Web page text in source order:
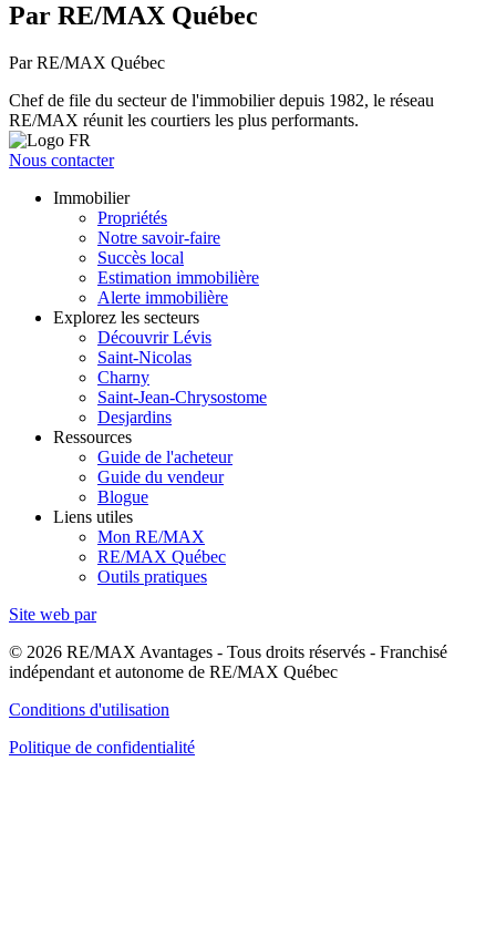
Par RE/MAX Québec
Par RE/MAX Québec
Chef de file du secteur de l'immobilier depuis 1982, le réseau
RE/MAX réunit les courtiers les plus performants.
Nous contacter
Immobilier
Propriétés
Notre savoir-faire
Succès local
Estimation immobilière
Alerte immobilière
Explorez les secteurs
Découvrir Lévis
Saint-Nicolas
Charny
Saint-Jean-Chrysostome
Desjardins
Ressources
Guide de l'acheteur
Guide du vendeur
Blogue
Liens utiles
Mon RE/MAX
RE/MAX Québec
Outils pratiques
Site web par
© 2026 RE/MAX Avantages - Tous droits réservés - Franchisé
indépendant et autonome de RE/MAX Québec
Conditions d'utilisation
Politique de confidentialité